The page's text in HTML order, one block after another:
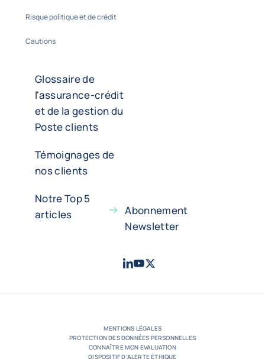
Risque politique et de crédit
Cautions
Glossaire de
l'assurance-crédit
et de la gestion du
Poste clients
Témoignages de
nos clients
Notre Top 5
articles
Abonnement
Newsletter
LinkedIn
Youtube
X - Twitter
MENTIONS LÉGALES
PROTECTION DES DONNÉES PERSONNELLES
CONNAÎTRE MON EVALUATION
DISPOSITIF D’ALERTE ÉTHIQUE